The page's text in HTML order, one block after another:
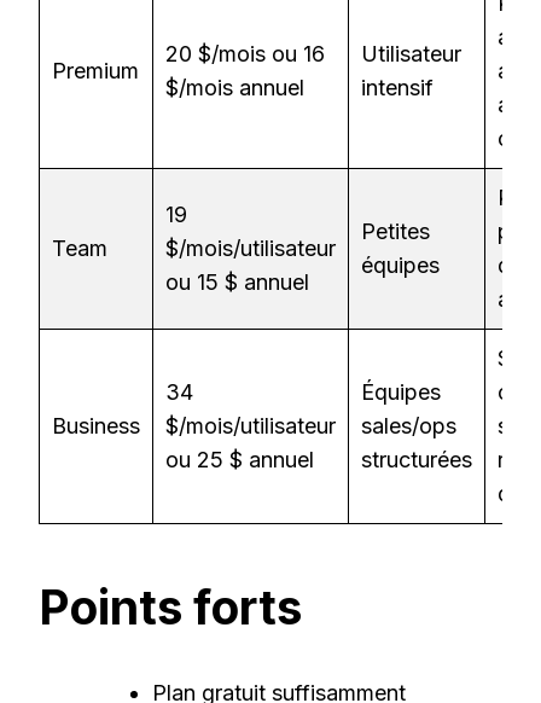
Premium
20 $/mois ou 16
$/mois annuel
Utilisateur
intensif
Team
19
$/mois/utilisateur
ou 15 $ annuel
Petites
équipes
Business
34
$/mois/utilisateur
ou 25 $ annuel
Équipes
sales/ops
structurées
Points forts
Plan gratuit suffisamment